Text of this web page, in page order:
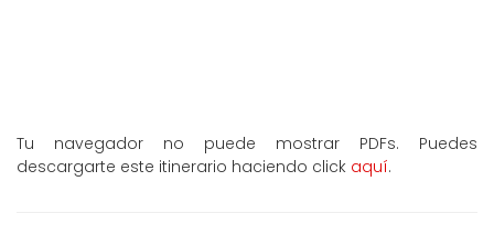
Tu navegador no puede mostrar PDFs. Puedes
descargarte este itinerario haciendo click aquí.